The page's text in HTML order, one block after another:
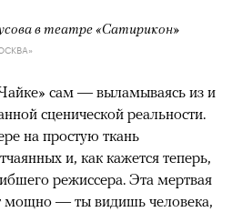
в театре «Сатирикон»
сам — выламываясь из и
сценической реальности.
на простую ткань
и, как кажется теперь,
режиссера. Эта мертвая
мощно — ты видишь человека,